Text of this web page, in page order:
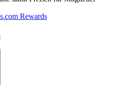
Rewards